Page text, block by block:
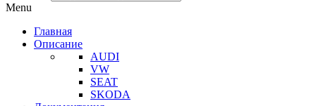
Menu
Главная
Описание
AUDI
VW
SEAT
SKODA